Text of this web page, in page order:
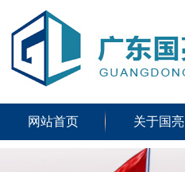
网站首页 关于国亮